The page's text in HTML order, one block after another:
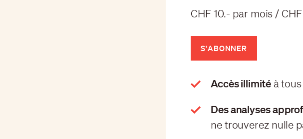
CHF 10.- par mois /
S'ABONNER
Accès illimitéà tous
Des analyses
ne trouverez nulle